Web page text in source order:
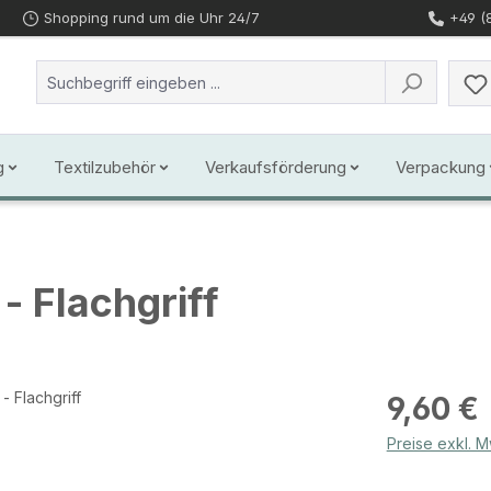
Shopping rund um die Uhr 24/7 +49
Textilzubehör Verkaufsförderung Verpackung
Flachgriff
Regulärer Preis:
9,60 €
Preise exkl.